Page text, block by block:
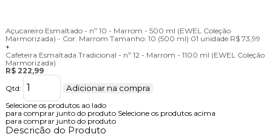
Açucareiro Esmaltado - nº 10 - Marrom - 500 ml (EWEL Coleção
Marmorizada) - Cor: Marrom Tamanho: 10 (500 ml) 01 unidade R$ 73,99
+
Cafeteira Esmaltada Tradicional - nº 12 - Marrom - 1100 ml (EWEL Coleção
Marmorizada)
R$ 222,99
Qtd:
Adicionar na compra
Selecione os produtos ao lado
para comprar junto do produto Selecione os produtos acima
para comprar junto do produto
Descrição do Produto